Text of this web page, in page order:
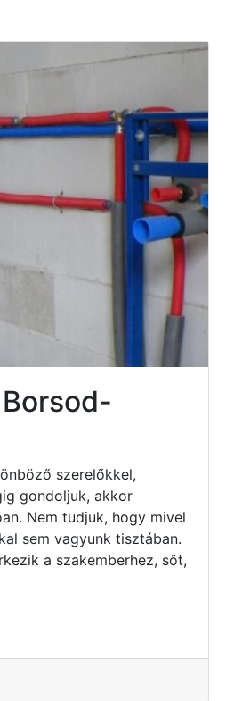
szerelőkkel,
gondoljuk, akkor
Nem tudjuk, hogy mivel
sem vagyunk tisztában.
a szakemberhez, sőt,